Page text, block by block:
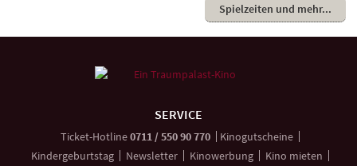
Spielzeiten und mehr
Navigationsmöglichkeiten
SERVICE
Ticket-Hotline0711 / 550 90 770anrufen
Kinogutscheine
Kindergeburtstag
Newsletter Kinowerbung
Kino mieten